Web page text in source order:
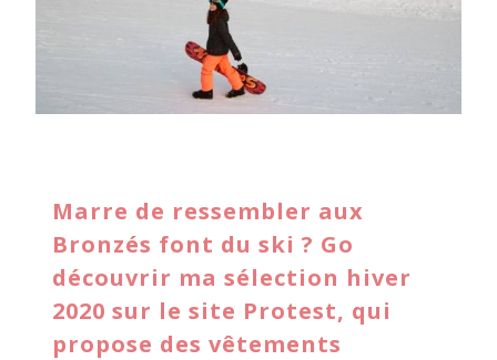
Marre de ressembler aux
Bronzés font du ski ? Go
découvrir ma sélection hiver
2020 sur le site Protest, qui
propose des vêtements